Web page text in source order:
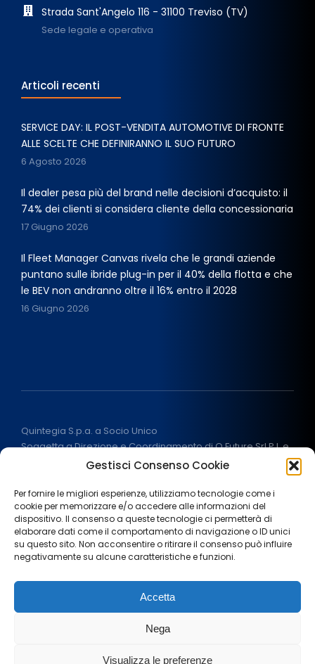
Gestisci Consenso Cookie
Per fornire le migliori esperienze, utilizziamo tecnologie come i
cookie per memorizzare e/o accedere alle informazioni del
dispositivo. Il consenso a queste tecnologie ci permetterà di
elaborare dati come il comportamento di navigazione o ID unici
su questo sito. Non acconsentire o ritirare il consenso può influire
negativamente su alcune caratteristiche e funzioni.
Accetta
Nega
Visualizza le preferenze
Strada Sant'Angelo 116 - 31100 Treviso (TV)
Sede legale e operativa
Articoli recenti
SERVICE DAY: IL POST-VENDITA AUTOMOTIVE DI FRONTE
ALLE SCELTE CHE DEFINIRANNO IL SUO FUTURO
6 Agosto 2026
Il dealer pesa più del brand nelle decisioni d’acquisto: il
74% dei clienti si considera cliente della concessionaria
17 Giugno 2026
Il Fleet Manager Canvas rivela che le grandi aziende
puntano sulle ibride plug-in per il 40% della flotta e che
le BEV non andranno oltre il 16% entro il 2028
16 Giugno 2026
Quintegia S.p.a. a Socio Unico
Soggetta a Direzione e Coordinamento di Q Future Srl P.I. e
C.F. 05507380268
ALL RIGHT RESERVED 2026
Note legali Privacy Policy
Cookie policy
Lavora con noi